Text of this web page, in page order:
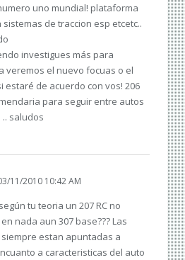
uno mundial! plataforma
sistemas de traccion esp etcetc..
investigues más para
veremos el nuevo focuas o el
estaré de acuerdo con vos! 206
para seguir entre autos
saludos
11/2010 10:42 AM
tu teoria un 207 RC no
nada aun 307 base??? Las
siempre estan apuntadas a
a caracteristicas del auto